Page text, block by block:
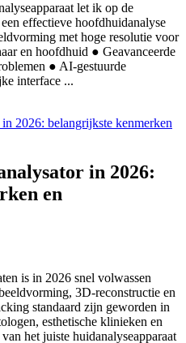
let ik op de
effectieve hoofdhuidanalyse
met hoge resolutie voor
en hoofdhuid ● Geavanceerde
● AI-gestuurde
interface ...
in 2026:
en
is in 2026 snel volwassen
3D-reconstructie en
standaard zijn geworden in
esthetische klinieken en
het juiste huidanalyseapparaat